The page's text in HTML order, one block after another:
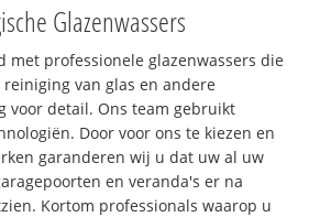
Glazenwassers
met professionele glazenwassers die
van glas en andere
voor detail. Ons team gebruikt
Door voor ons te kiezen en
garanderen wij u dat uw al uw
en veranda's er na
Kortom professionals waarop u